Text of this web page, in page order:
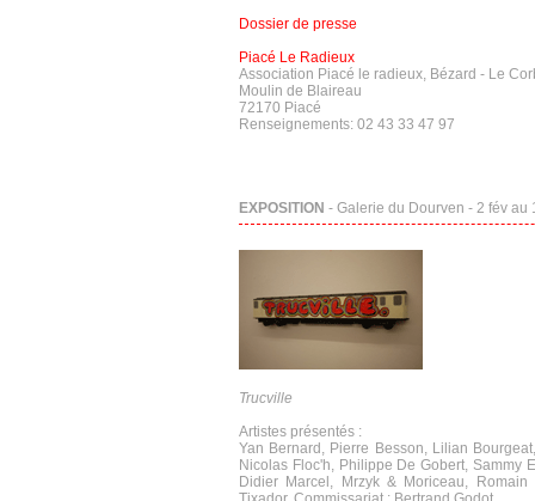
Dossier de presse
Piacé Le Radieux
Association Piacé le radieux, Bézard - Le
Moulin de Blaireau
72170 Piacé
Renseignements: 02 43 33 47 97
EXPOSITION - Galerie du Dourven - 2 fév au
Trucville
Artistes présentés :
Yan Bernard, Pierre Besson, Lilian
Nicolas Floc'h, Philippe De Gobert, Sammy
Didier Marcel, Mrzyk & Moriceau,